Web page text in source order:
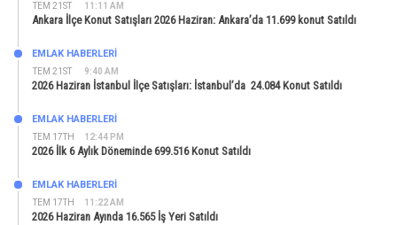
TEM 21ST 11:11 AM
Ankara İlçe Konut Satışları 2026 Haziran: Ankara’da 11.699 konut Satıldı
TEM 21ST 9:40 AM
EMLAK HABERLERI
2026 Haziran İstanbul İlçe Satışları: İstanbul’da 24.084 Konut Satıldı
TEM 17TH 12:44 PM
EMLAK HABERLERI
2026 İlk 6 Aylık Döneminde 699.516 Konut Satıldı
TEM 17TH 11:22 AM
EMLAK HABERLERI
2026 Haziran Ayında 16.565 İş Yeri Satıldı